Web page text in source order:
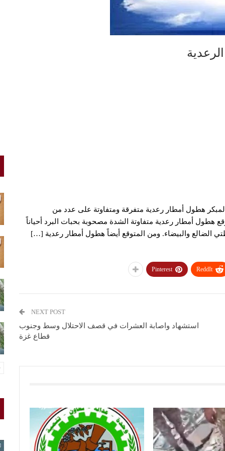
المبكر هطول أمطار رعدية متفرقة ومتفاوتة على عدد من
أنه يتوقع هطول أمطار رعدية متفاوتة الشدة مصحوبة بحبات البرد أحياناً
الضالع والبيضاء. ومن المتوقع أيضاً هطول أمطار رعدية […]
ReddIt
Pinterest
NEXT POST
استشهاد واصابة العشرات في قصف الاحتلال وسط وجنوب
قطاع غزة